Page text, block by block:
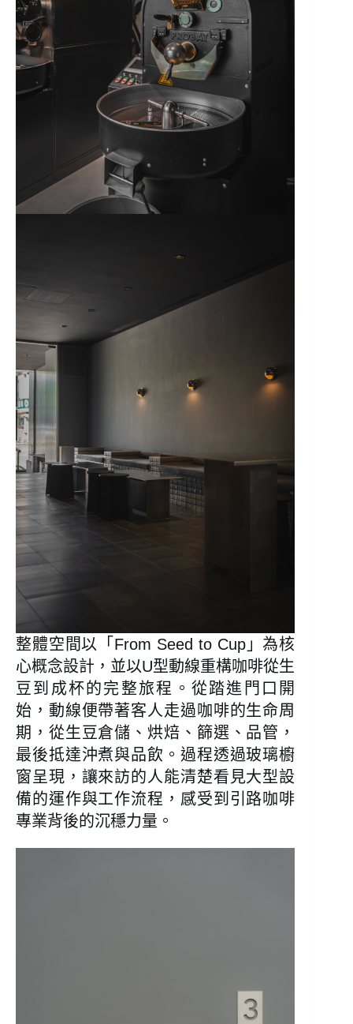
整體空間以「From Seed to Cup」為核
心概念設計，並以U型動線重構咖啡從生
豆到成杯的完整旅程。從踏進門口開
始，動線便帶著客人走過咖啡的生命周
期，從生豆倉儲、烘焙、篩選、品管，
最後抵達沖煮與品飲。過程透過玻璃櫥
窗呈現，讓來訪的人能清楚看見大型設
備的運作與工作流程，感受到引路咖啡
專業背後的沉穩力量。